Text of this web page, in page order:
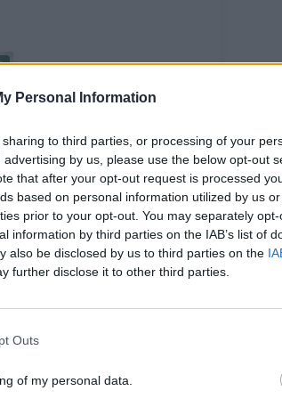
Personal Information
to third parties, or processing of your
by us, please use the below opt-out
that after your opt-out request is processed
based on personal information utilized by us
prior to your opt-out. You may separately
information by third parties on the IAB’s list of
also be disclosed by us to third parties on the
further disclose it to other third parties.
Outs
of my personal data.